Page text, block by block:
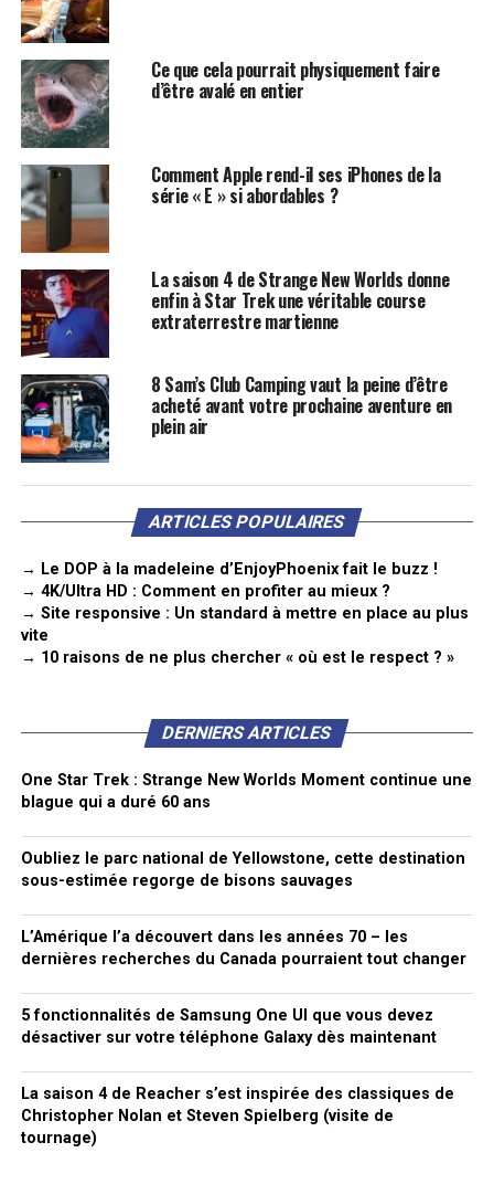
Ce que cela pourrait physiquement faire
d’être avalé en entier
Comment Apple rend-il ses iPhones de la
série « E » si abordables ?
La saison 4 de Strange New Worlds donne
enfin à Star Trek une véritable course
extraterrestre martienne
8 Sam’s Club Camping vaut la peine d’être
acheté avant votre prochaine aventure en
plein air
ARTICLES POPULAIRES
→ Le DOP à la madeleine d’EnjoyPhoenix fait le buzz !
→ 4K/Ultra HD : Comment en profiter au mieux ?
→ Site responsive : Un standard à mettre en place au plus
vite
→ 10 raisons de ne plus chercher « où est le respect ? »
DERNIERS ARTICLES
One Star Trek : Strange New Worlds Moment continue une
blague qui a duré 60 ans
Oubliez le parc national de Yellowstone, cette destination
sous-estimée regorge de bisons sauvages
L’Amérique l’a découvert dans les années 70 – les
dernières recherches du Canada pourraient tout changer
5 fonctionnalités de Samsung One UI que vous devez
désactiver sur votre téléphone Galaxy dès maintenant
La saison 4 de Reacher s’est inspirée des classiques de
Christopher Nolan et Steven Spielberg (visite de
tournage)